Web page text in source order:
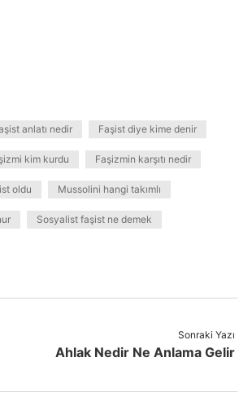
anlatı nedir Faşist diye kime denir
kim kurdu Faşizmin karşıtı nedir
oldu Mussolini hangi takımlı
Sosyalist faşist ne demek
Sonraki Yazı
Ahlak Nedir Ne Anlama Gelir